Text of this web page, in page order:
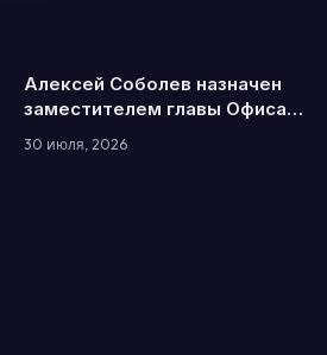
Алексей Соболев назначен
заместителем главы Офиса
президента: чем будет
заниматься и что о нем известно
30 июля, 2026